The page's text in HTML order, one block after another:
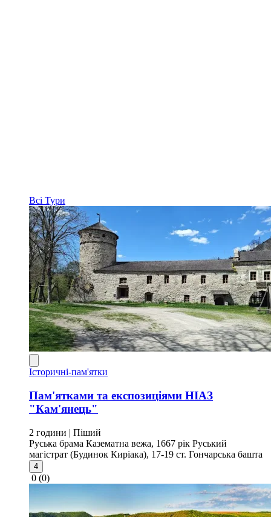
Всі Тури
Історичні-пам'ятки
Пам'ятками та експозиціями НІАЗ
"Кам'янець"
2 години | Піший
Руська брама Казематна вежа, 1667 рік Руський
магістрат (Будинок Киріака), 17-19 ст. Гончарська башта
4
0 (0)